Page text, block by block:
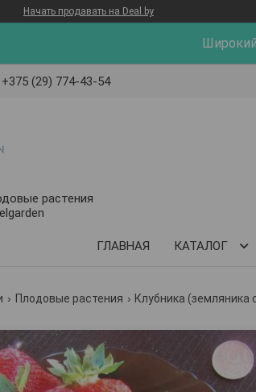
Начать продавать на Deal.by
+375 (29) 774-43-54
растения
ГЛАВНАЯ КАТАЛОГ
Плодовые растения Клубника (земляника